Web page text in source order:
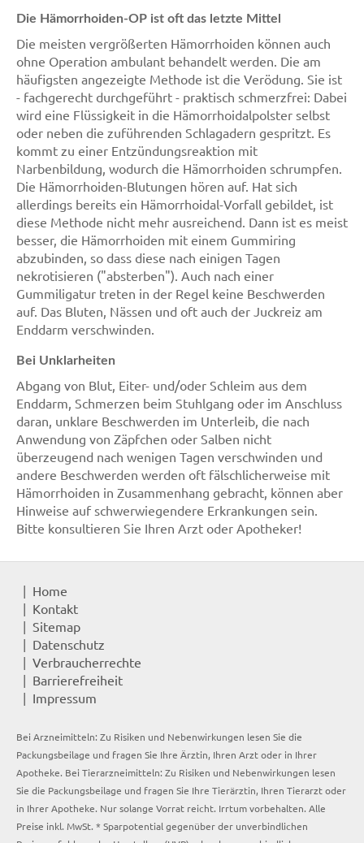
Die Hämorrhoiden-OP ist oft das letzte Mittel
Die meisten vergrößerten Hämorrhoiden können auch
ohne Operation ambulant behandelt werden. Die am
häufigsten angezeigte Methode ist die Verödung. Sie ist
- fachgerecht durchgeführt - praktisch schmerzfrei: Dabei
wird eine Flüssigkeit in die Hämorrhoidalpolster selbst
oder neben die zuführenden Schlagadern gespritzt. Es
kommt zu einer Entzündungsreaktion mit
Narbenbildung, wodurch die Hämorrhoiden schrumpfen.
Die Hämorrhoiden-Blutungen hören auf. Hat sich
allerdings bereits ein Hämorrhoidal-Vorfall gebildet, ist
diese Methode nicht mehr ausreichend. Dann ist es meist
besser, die Hämorrhoiden mit einem Gummiring
abzubinden, so dass diese nach einigen Tagen
nekrotisieren ("absterben"). Auch nach einer
Gummiligatur treten in der Regel keine Beschwerden
auf. Das Bluten, Nässen und oft auch der Juckreiz am
Enddarm verschwinden.
Bei Unklarheiten
Abgang von Blut, Eiter- und/oder Schleim aus dem
Enddarm, Schmerzen beim Stuhlgang oder im Anschluss
daran, unklare Beschwerden im Unterleib, die nach
Anwendung von Zäpfchen oder Salben nicht
überzeugend nach wenigen Tagen verschwinden und
andere Beschwerden werden oft fälschlicherweise mit
Hämorrhoiden in Zusammenhang gebracht, können aber
Hinweise auf schwerwiegendere Erkrankungen sein.
Bitte konsultieren Sie Ihren Arzt oder Apotheker!
Home
Kontakt
Sitemap
Datenschutz
Verbraucherrechte
Barrierefreiheit
Impressum
Bei Arzneimitteln: Zu Risiken und Nebenwirkungen lesen Sie die
Packungsbeilage und fragen Sie Ihre Ärztin, Ihren Arzt oder in Ihrer
Apotheke. Bei Tierarzneimitteln: Zu Risiken und Nebenwirkungen lesen
Sie die Packungsbeilage und fragen Sie Ihre Tierärztin, Ihren Tierarzt oder
in Ihrer Apotheke. Nur solange Vorrat reicht. Irrtum vorbehalten. Alle
Preise inkl. MwSt. * Sparpotential gegenüber der unverbindlichen